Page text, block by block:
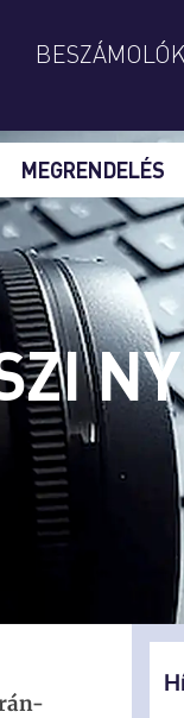
BESZÁMOLÓK
MEGRENDELÉS